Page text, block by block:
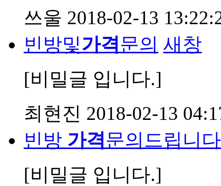
쓰울 2018-02-13
빈방및가격문의 새창
[비밀글 입니다.]
최현진 2018-02-13
빈방 가격문의드립니다
[비밀글 입니다.]